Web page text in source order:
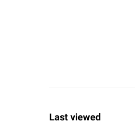
Last viewed